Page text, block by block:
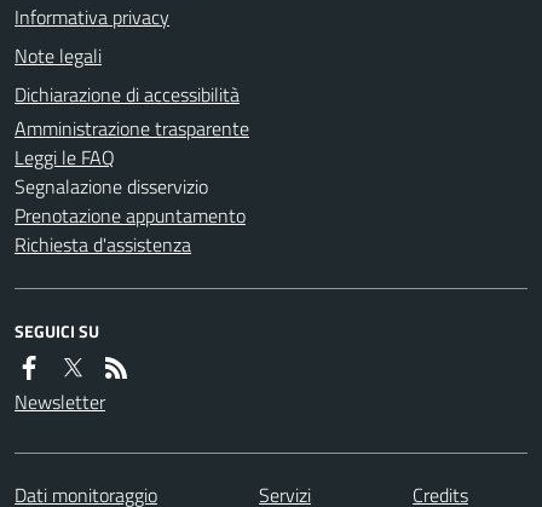
Informativa privacy
Note legali
Dichiarazione di accessibilità
Amministrazione trasparente
Leggi le FAQ
Segnalazione disservizio
Prenotazione appuntamento
Richiesta d'assistenza
SEGUICI SU
Newsletter
Dati monitoraggio Servizi Credits